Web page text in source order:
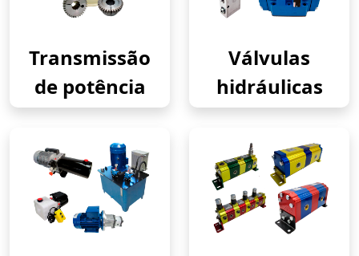
Transmissão
de potência
Válvulas
hidráulicas